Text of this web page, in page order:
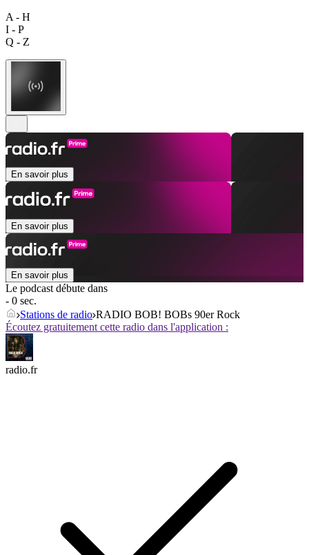
A - H
I - P
Q - Z
En savoir plus
En savoir plus
En savoir plus
Le podcast débute dans
- 0 sec.
Stations de radio RADIO BOB! BOBs 90er Rock
Écoutez gratuitement cette radio dans l'application :
radio.fr